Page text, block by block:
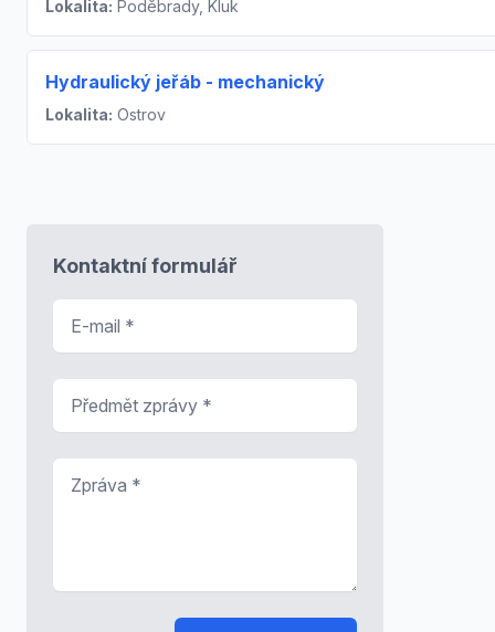
Lokalita: Poděbrady, Kluk
Hydraulický jeřáb - mechanický
Lokalita: Ostrov
Kontaktní formulář